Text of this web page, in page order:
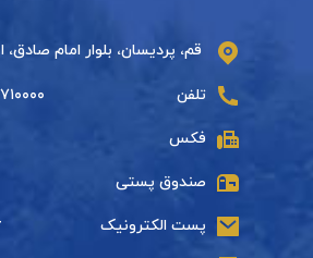
قم، پردیسان، بلوار امام صادق،
تلفن
فکس
صندوق پستی
پست الکترونیک